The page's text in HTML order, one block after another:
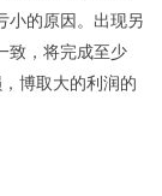
小的原因。出现另
致，将完成至少
博取大的利润的